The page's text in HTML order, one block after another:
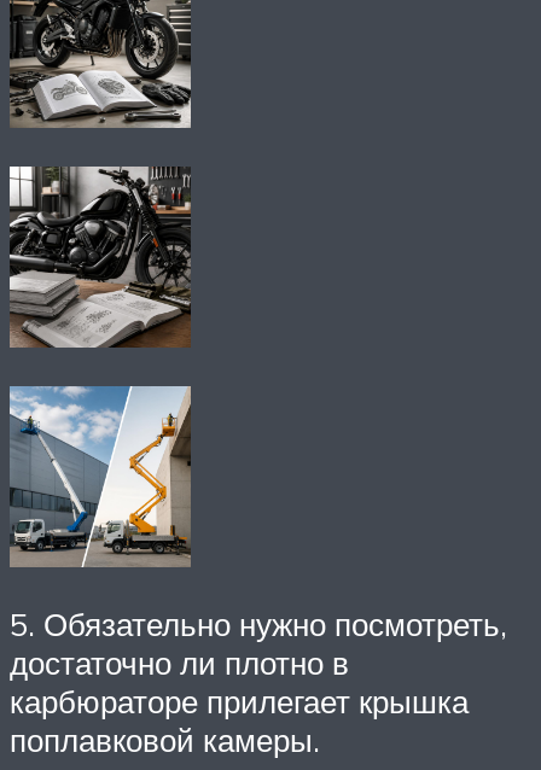
5. Обязательно нужно посмотреть,
достаточно ли плотно в
карбюраторе прилегает крышка
поплавковой камеры.